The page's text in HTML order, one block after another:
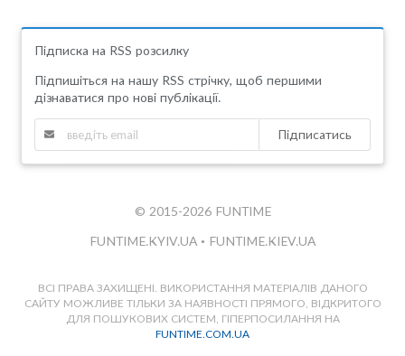
Підписка на RSS розсилку
Підпишіться на нашу RSS стрічку, щоб першими
дізнаватися про нові публікації.
Підписатись
© 2015-2026 FUNTIME
FUNTIME.KYIV.UA • FUNTIME.KIEV.UA
ВСІ ПРАВА ЗАХИЩЕНІ. ВИКОРИСТАННЯ МАТЕРІАЛІВ ДАНОГО
САЙТУ МОЖЛИВЕ ТІЛЬКИ ЗА НАЯВНОСТІ ПРЯМОГО, ВІДКРИТОГО
ДЛЯ ПОШУКОВИХ СИСТЕМ, ГІПЕРПОСИЛАННЯ НА
FUNTIME.COM.UA